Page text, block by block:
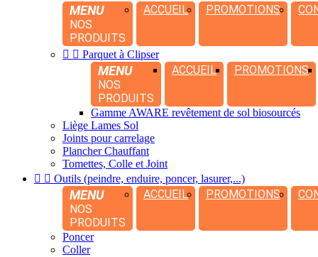
MENU
NOS
PRODUITS
ACCUEIL PROMOTIONS
  Parquet à Clipser
MENU
NOS
PRODUITS
ACCUEIL PROMOTIONS
Gamme AWARE revêtement de sol biosourcés
Liège Lames Sol
Joints pour carrelage
Plancher Chauffant
Tomettes, Colle et Joint
  Outils (peindre, enduire, poncer, lasurer,...)
MENU
NOS
PRODUITS
ACCUEIL PROMOTIONS
Poncer
Coller